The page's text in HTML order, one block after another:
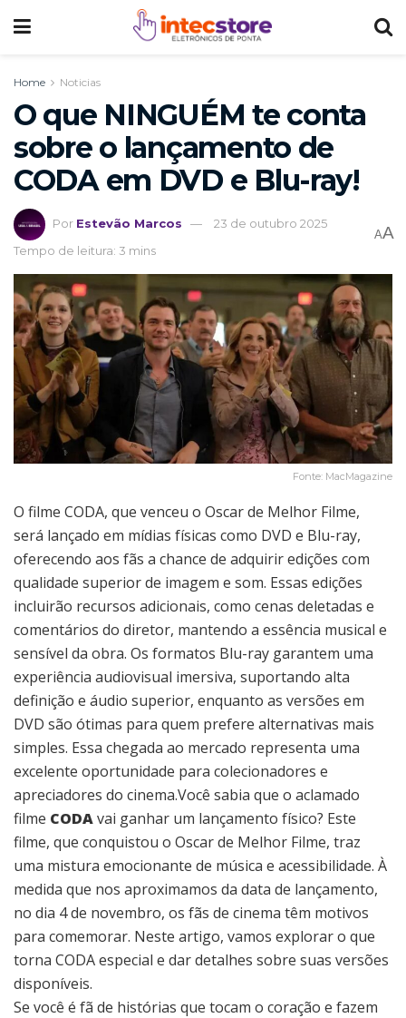
Home Noticias
O que NINGUÉM te conta
sobre o lançamento de
CODA em DVD e Blu-ray!
Por Estevão Marcos
23 de outubro 2025
Tempo de leitura: 3 mins
AA
Fonte: MacMagazine
O filme CODA, que venceu o Oscar de Melhor Filme,
será lançado em mídias físicas como DVD e Blu-ray,
oferecendo aos fãs a chance de adquirir edições com
qualidade superior de imagem e som. Essas edições
incluirão recursos adicionais, como cenas deletadas e
comentários do diretor, mantendo a essência musical e
sensível da obra. Os formatos Blu-ray garantem uma
experiência audiovisual imersiva, suportando alta
definição e áudio superior, enquanto as versões em
DVD são ótimas para quem prefere alternativas mais
simples. Essa chegada ao mercado representa uma
excelente oportunidade para colecionadores e
apreciadores do cinema.Você sabia que o aclamado
filme CODAvai ganhar um lançamento físico? Este
filme, que conquistou o Oscar de Melhor Filme, traz
uma mistura emocionante de música e acessibilidade. À
medida que nos aproximamos da data de lançamento,
no dia 4 de novembro, os fãs de cinema têm motivos
para comemorar. Neste artigo, vamos explorar o que
torna CODA especial e dar detalhes sobre suas versões
disponíveis.
Se você é fã de histórias que tocam o coração e fazem